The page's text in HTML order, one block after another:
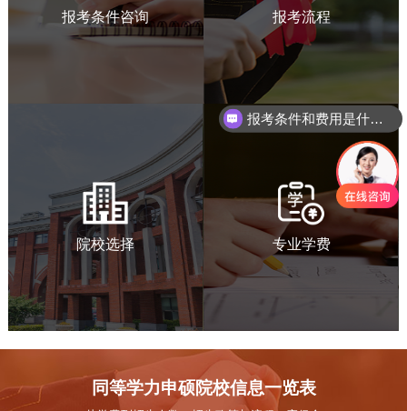
报考条件咨询 报考流程
院校选择 专业学费
同等学力申硕院校信息一览表
报考条件和费用是什么？